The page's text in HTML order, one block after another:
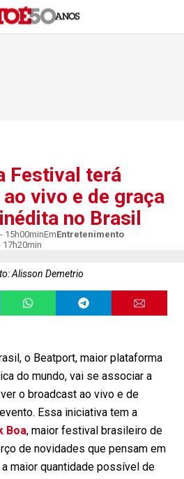
Festival terá
vivo e de graça
no Brasil
15h00minEmEntretenimento
17h20min
Alisson Demetrio
o Beatport, maior plataforma
do mundo, vai se associar a
o broadcast ao vivo e de
Essa iniciativa tem a
Boa, maior festival brasileiro de
de novidades que pensam em
maior quantidade possível de